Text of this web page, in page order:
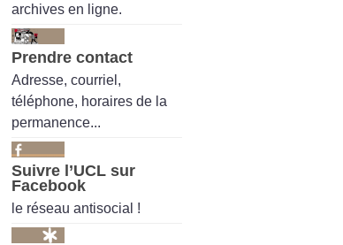
archives en ligne.
Prendre contact
Adresse, courriel,
téléphone, horaires de la
permanence...
Suivre l’UCL sur
Facebook
le réseau antisocial !